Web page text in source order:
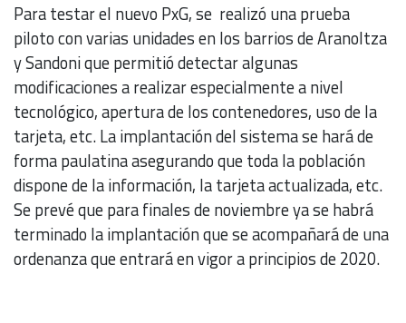
Para testar el nuevo PxG, se realizó una prueba
piloto con varias unidades en los barrios de Aranoltza
y Sandoni que permitió detectar algunas
modificaciones a realizar especialmente a nivel
tecnológico, apertura de los contenedores, uso de la
tarjeta, etc. La implantación del sistema se hará de
forma paulatina asegurando que toda la población
dispone de la información, la tarjeta actualizada, etc.
Se prevé que para finales de noviembre ya se habrá
terminado la implantación que se acompañará de una
ordenanza que entrará en vigor a principios de 2020.